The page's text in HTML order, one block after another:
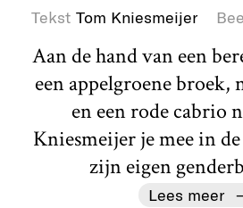
Tekst Tom Kniesmeijer
Aan de hand van een
een appelgroene
en een rode cabrio
Kniesmeijer je mee in
zijn eigen
Lees meer